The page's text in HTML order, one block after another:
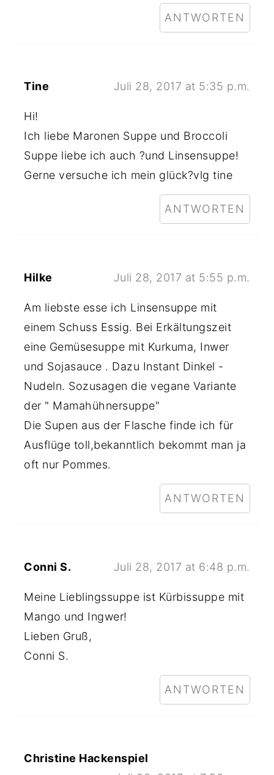
ANTWORTEN
Tine Juli 28, 2017 at 5:35 p.m.
Hi!
Ich liebe Maronen Suppe und Broccoli
Suppe liebe ich auch ?und Linsensuppe!
Gerne versuche ich mein glück?vlg tine
ANTWORTEN
Hilke Juli 28, 2017 at 5:55 p.m.
Am liebste esse ich Linsensuppe mit
einem Schuss Essig. Bei Erkältungszeit
eine Gemüsesuppe mit Kurkuma, Inwer
und Sojasauce . Dazu Instant Dinkel -
Nudeln. Sozusagen die vegane Variante
der " Mamahühnersuppe"
Die Supen aus der Flasche finde ich für
Ausflüge toll,bekanntlich bekommt man ja
oft nur Pommes.
ANTWORTEN
Conni S. Juli 28, 2017 at 6:48 p.m.
Meine Lieblingssuppe ist Kürbissuppe mit
Mango und Ingwer!
Lieben Gruß,
Conni S.
ANTWORTEN
Christine Hackenspiel